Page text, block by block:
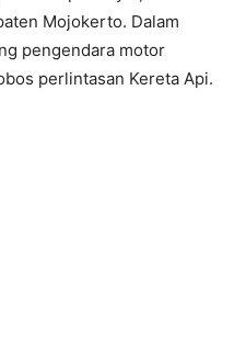
Mojokerto. Dalam
pengendara motor
perlintasan Kereta Api.